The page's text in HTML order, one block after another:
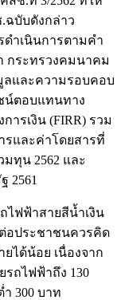
ฉบับดังกล่าว
ำเนินการตามคำ
กระทรวงคมนาคม
ลและความรอบคอบ
น์ตอบแทนทาง
ารเงิน (FIRR) รวม
รและค่าโดยสารที่
ทุน 2562 และ
2561
ไฟฟ้าสายสีน้ำเงิน
อประชาชนควรคิด
ได้น้อย เนื่องจาก
รถไฟฟ้าถึง 130
300 บาท